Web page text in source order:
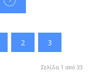
2 3
Σελίδα 1 από 33